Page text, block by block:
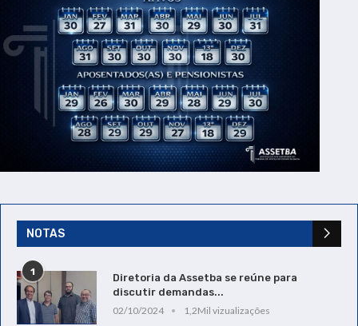
NOTAS
1
Diretoria da Assetba se reúne para
discutir demandas...
02/10/2024
1,2Mil vizualizações